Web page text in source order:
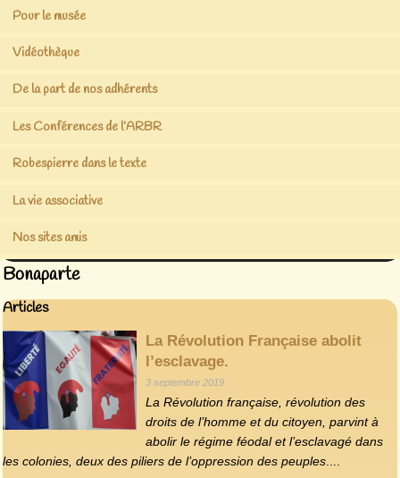
Pour le musée
Vidéothèque
De la part de nos adhérents
Les Conférences de l’ARBR
Robespierre dans le texte
La vie associative
Nos sites amis
Bonaparte
Articles
La Révolution Française abolit
l’esclavage.
3 septembre 2019
La Révolution française, révolution des
droits de l’homme et du citoyen, parvint à
abolir le régime féodal et l’esclavagé dans
les colonies, deux des piliers de l’oppression des peuples